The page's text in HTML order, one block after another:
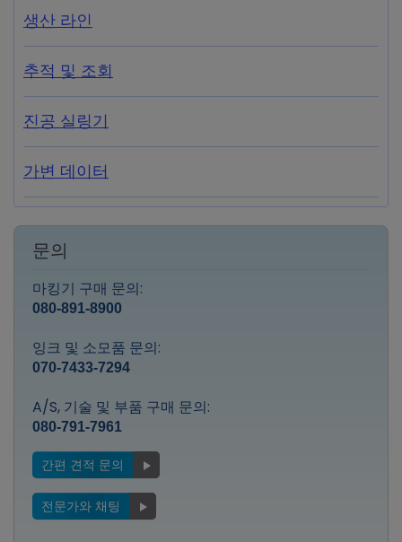
생산 라인
추적 및 조회
진공 실링기
가변 데이터
문의
마킹기 구매 문의:
080-891-8900
잉크 및 소모품 문의:
070-7433-7294
A/S, 기술 및 부품 구매 문의:
080-791-7961
간편 견적 문의
전문가와 채팅